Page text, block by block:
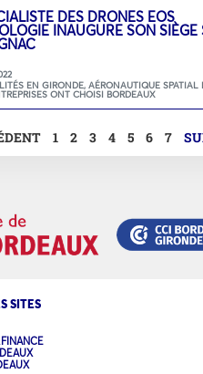
DES DRONES EOS
INAUGURE SON SIÈGE
EN GIRONDE,AÉRONAUTIQUE SPATIAL
ONT CHOISI BORDEAUX
1 2 3 4 5 6 7
SITES